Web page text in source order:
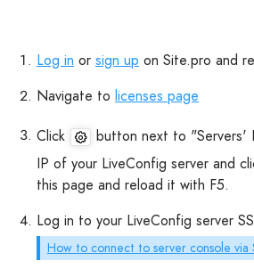
Log in or sign up on Site.pro and
Navigate to licenses page
Click
button next to "Servers'
IP of your LiveConfig server and
this page and reload it with F5.
Log in to your LiveConfig server
How to connect to server console via